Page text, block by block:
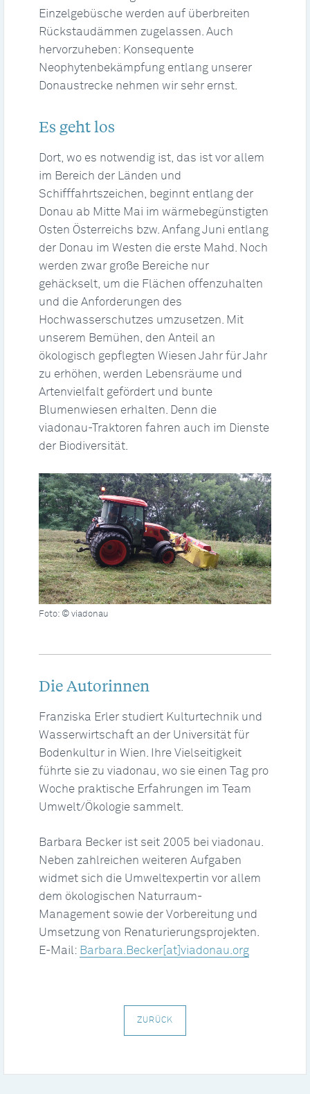
Einzelgebüsche werden auf überbreiten
Rückstaudämmen zugelassen. Auch
hervorzuheben: Konsequente
Neophytenbekämpfung entlang unserer
Donaustrecke nehmen wir sehr ernst.
Es geht los
Dort, wo es notwendig ist, das ist vor allem
im Bereich der Länden und
Schifffahrtszeichen, beginnt entlang der
Donau ab Mitte Mai im wärmebegünstigten
Osten Österreichs bzw. Anfang Juni entlang
der Donau im Westen die erste Mahd. Noch
werden zwar große Bereiche nur
gehäckselt, um die Flächen offenzuhalten
und die Anforderungen des
Hochwasserschutzes umzusetzen. Mit
unserem Bemühen, den Anteil an
ökologisch gepflegten Wiesen Jahr für Jahr
zu erhöhen, werden Lebensräume und
Artenvielfalt gefördert und bunte
Blumenwiesen erhalten. Denn die
viadonau-Traktoren fahren auch im Dienste
der Biodiversität.
Foto: © viadonau
Die Autorinnen
Franziska Erler studiert Kulturtechnik und
Wasserwirtschaft an der Universität für
Bodenkultur in Wien. Ihre Vielseitigkeit
führte sie zu viadonau, wo sie einen Tag pro
Woche praktische Erfahrungen im Team
Umwelt/Ökologie sammelt.
Barbara Becker ist seit 2005 bei viadonau.
Neben zahlreichen weiteren Aufgaben
widmet sich die Umweltexpertin vor allem
dem ökologischen Naturraum-
Management sowie der Vorbereitung und
Umsetzung von Renaturierungsprojekten.
E-Mail: Barbara.Becker[at]viadonau.org
ZURÜCK